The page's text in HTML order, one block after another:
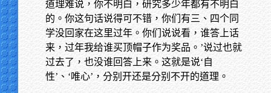
道理难说，你不明白，研究多少年都有不明白
的。你这句话说得可不错，你们有三、四个同
学没回家在这里过年。你们说说看，谁答上话
来，过年我给谁买顶帽子作为奖品。’说过也就
过去了，也没谁回答上来。这就是说‘自
性’、‘唯心’，分别开还是分别不开的道理。